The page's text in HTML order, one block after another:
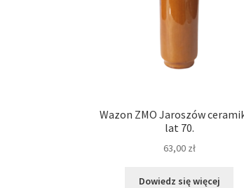
Wazon ZMO Jaroszów
lat 70.
63,00 zł
Dowiedz się więcej